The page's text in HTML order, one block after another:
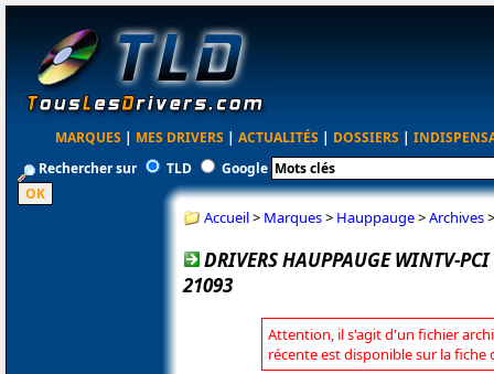
MARQUES | MES DRIVERS | ACTUALITÉS | DOSSIERS |
Rechercher sur
TLD Google
Accueil> Marques> Hauppauge>Archives
DRIVERS HAUPPAUGE WINTV-
21093
Attention, il s'agit d'un fichier
récente est disponible sur la fiche